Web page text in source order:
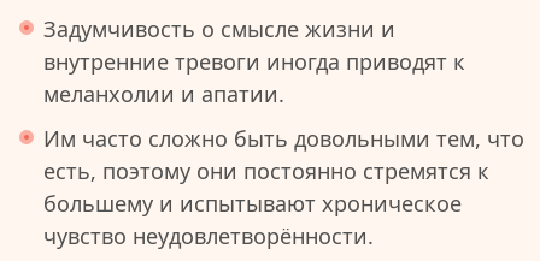
Задумчивость о смысле жизни и
внутренние тревоги иногда приводят к
меланхолии и апатии.
Им часто сложно быть довольными тем, что
есть, поэтому они постоянно стремятся к
большему и испытывают хроническое
чувство неудовлетворённости.